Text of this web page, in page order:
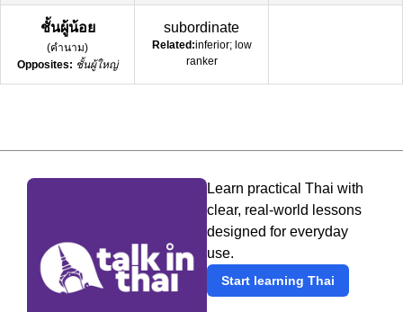
ชั้นผู้น้อย
(คำนาม)
Opposites: ชั้นผู้ใหญ่
subordinate
Related:inferior; low
ranker
Learn practical Thai with
clear, real-world lessons
designed for everyday
use.
Start learning Thai